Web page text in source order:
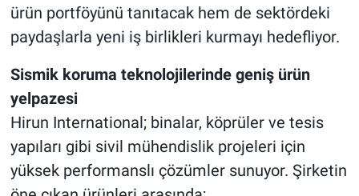
ürün portföyünü tanıtacak hem de sektördeki
paydaşlarla yeni iş birlikleri kurmayı hedefliyor.
Sismik koruma teknolojilerinde geniş ürün
yelpazesi
Hirun International; binalar, köprüler ve tesis
yapıları gibi sivil mühendislik projeleri için
yüksek performanslı çözümler sunuyor. Şirketin